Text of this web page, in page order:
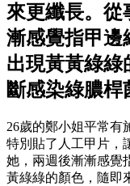
來更纖長。從
漸感覺指甲邊
出現黃黃綠綠
斷感染綠膿桿
26歲的鄭小姐平常有
特別貼了人工甲片，
她，兩週後漸漸感覺
黃綠綠的顏色，隨即